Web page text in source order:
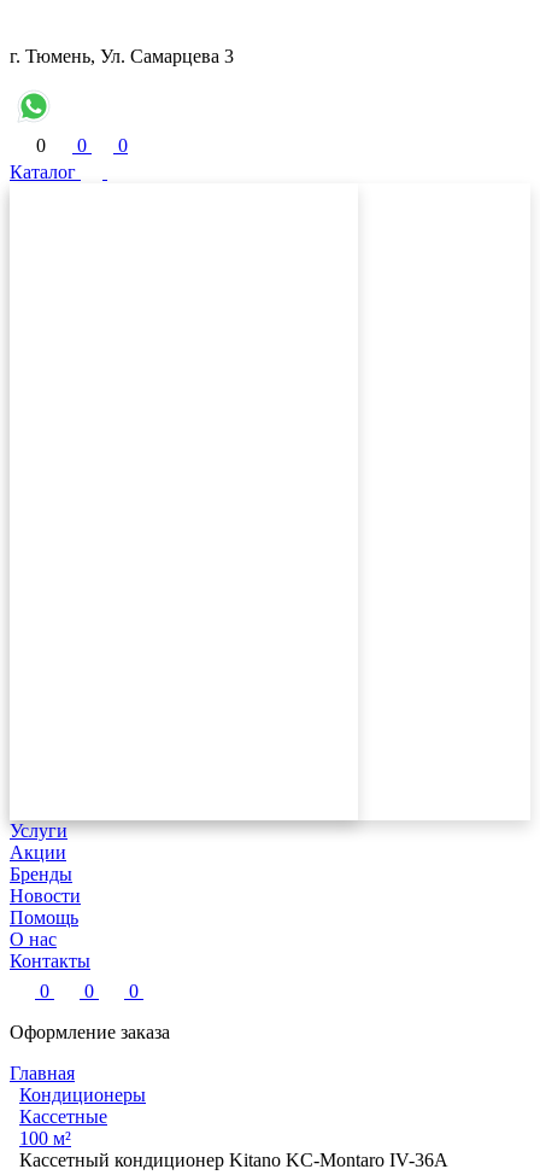
г. Тюмень, Ул. Самарцева 3
0 0
0
Каталог
Услуги
Акции
Бренды
Новости
Помощь
О нас
Контакты
0
0
0
Оформление заказа
Главная
Кондиционеры
Кассетные
100 м²
Кассетный кондиционер Kitano KC-Montaro IV-36А